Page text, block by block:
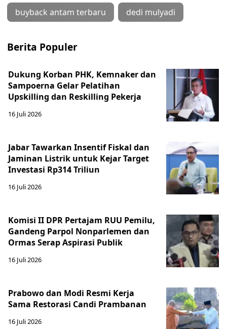
buyback antam terbaru dedi mulyadi
Berita Populer
Dukung Korban PHK, Kemnaker dan
Sampoerna Gelar Pelatihan
Upskilling dan Reskilling Pekerja
16 Juli 2026
Jabar Tawarkan Insentif Fiskal dan
Jaminan Listrik untuk Kejar Target
Investasi Rp314 Triliun
16 Juli 2026
Komisi II DPR Pertajam RUU Pemilu,
Gandeng Parpol Nonparlemen dan
Ormas Serap Aspirasi Publik
16 Juli 2026
Prabowo dan Modi Resmi Kerja
Sama Restorasi Candi Prambanan
16 Juli 2026